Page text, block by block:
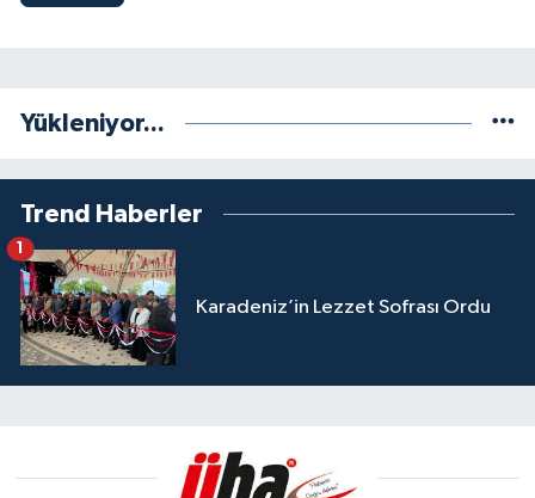
Yükleniyor...
Trend Haberler
Karadeniz’in Lezzet Sofrası Ordu
1